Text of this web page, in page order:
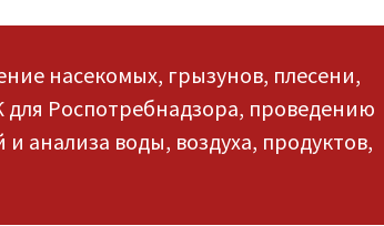
насекомых, грызунов, плесени,
Роспотребнадзора, проведению
анализа воды, воздуха, продуктов,